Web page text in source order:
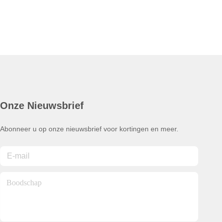
Onze Nieuwsbrief
Abonneer u op onze nieuwsbrief voor kortingen en meer.